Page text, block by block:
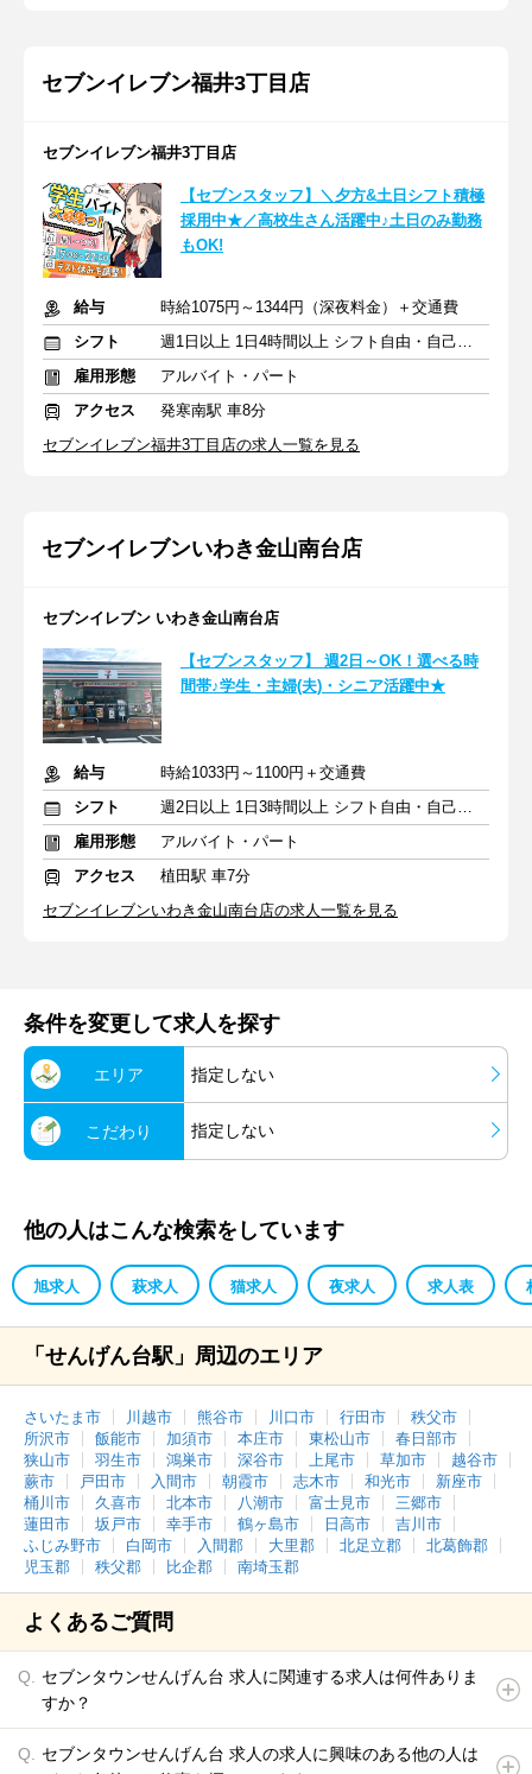
セブンイレブン福井3丁目店
セブンイレブン福井3丁目店
【セブンスタッフ】＼夕方&土日シフト積極
採用中★／高校生さん活躍中♪土日のみ勤務
もOK!
給与
時給1075円～1344円（深夜料金）＋交通費
シフト
週1日以上 1日4時間以上 シフト自由・自己申告
雇用形態
アルバイト・パート
アクセス
発寒南駅 車8分
セブンイレブン福井3丁目店の求人一覧を見る
セブンイレブンいわき金山南台店
セブンイレブン いわき金山南台店
【セブンスタッフ】 週2日～OK！選べる時
間帯♪学生・主婦(夫)・シニア活躍中★
給与
時給1033円～1100円＋交通費
シフト
週2日以上 1日3時間以上 シフト自由・自己申告
雇用形態
アルバイト・パート
アクセス
植田駅 車7分
セブンイレブンいわき金山南台店の求人一覧を見る
条件を変更して求人を探す
エリア 指定しない
こだわり 指定しない
他の人はこんな検索をしています
旭求人 萩求人 猫求人 夜求人 求人表
「せんげん台駅」周辺のエリア
さいたま市 川越市 熊谷市 川口市 行田市
秩父市
所沢市
飯能市 加須市 本庄市 東松山市
春日部市
狭山市
羽生市 鴻巣市 深谷市 上尾市 草加市
越谷市
蕨市
戸田市 入間市 朝霞市 志木市 和光市
新座市
桶川市
久喜市 北本市 八潮市 富士見市
三郷市
蓮田市
坂戸市 幸手市 鶴ヶ島市 日高市
吉川市
ふじみ野市
白岡市 入間郡 大里郡 北足立郡
北葛飾郡
児玉郡
秩父郡 比企郡 南埼玉郡
よくあるご質問
セブンタウンせんげん台 求人に関連する求人は何件ありま
すか？
セブンタウンせんげん台 求人の求人に興味のある他の人は